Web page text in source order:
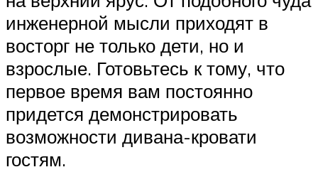
инженерной мысли приходят в
восторг не только дети, но и
взрослые. Готовьтесь к тому, что
первое время вам постоянно
придется демонстрировать
возможности дивана-кровати
гостям.